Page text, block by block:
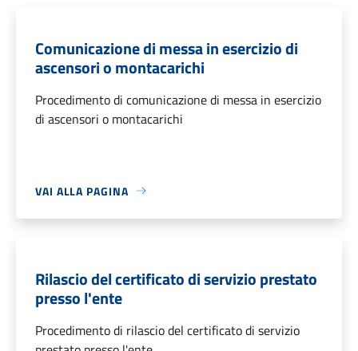
Comunicazione di messa in esercizio di
ascensori o montacarichi
Procedimento di comunicazione di messa in esercizio
di ascensori o montacarichi
VAI ALLA PAGINA
Rilascio del certificato di servizio prestato
presso l'ente
Procedimento di rilascio del certificato di servizio